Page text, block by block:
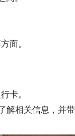
面。
卡。
解相关信息，并带